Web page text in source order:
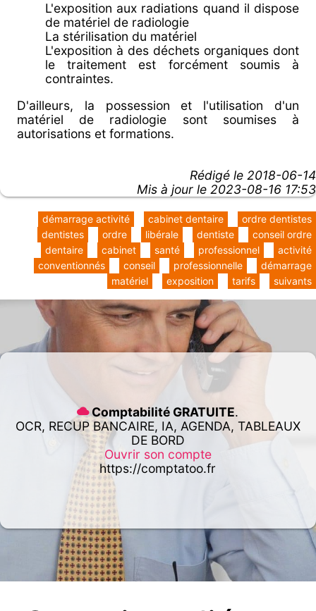
L'exposition aux radiations quand il dispose
de matériel de radiologie
La stérilisation du matériel
L'exposition à des déchets organiques dont
le traitement est forcément soumis à
contraintes.
D'ailleurs, la possession et l'utilisation d'un
matériel de radiologie sont soumises à
autorisations et formations.
Rédigé le 2018-06-14
Mis à jour le 2023-08-16 17:53
ordre dentistes
cabinet dentaire
démarrage activité
conseil ordre
dentiste
libérale
ordre
dentistes
activité
professionnel
santé
cabinet
dentaire
démarrage
professionnelle
conseil
conventionnés
suivants
tarifs
exposition
matériel
Comptabilité GRATUITE.
OCR, RECUP BANCAIRE, IA, AGENDA, TABLEAUX
DE BORD
Ouvrir son compte
https://comptatoo.fr